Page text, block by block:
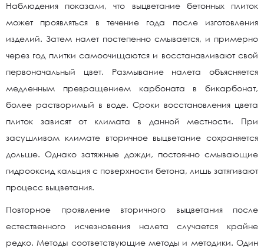
Наблюдения показали, что выцветание бетонных плиток
может проявляться в течение года после изготовления
изделий. Затем налет постепенно смывается, и примерно
через год плитки самоочищаются и восстанавливают свой
первоначальный цвет. Размывание налета объясняется
медленным превращением карбоната в бикарбонат,
более растворимый в воде. Сроки восстановления цвета
плиток зависят от климата в данной местности. При
засушливом климате вторичное выцветание сохраняется
дольше. Однако затяжные дожди, постоянно смывающие
гидрооксид кальция с поверхности бетона, лишь затягивают
процесс выцветания.
Повторное проявление вторичного выцветания после
естественного исчезновения налета случается крайне
редко. Методы соответствующие методы и методики. Один